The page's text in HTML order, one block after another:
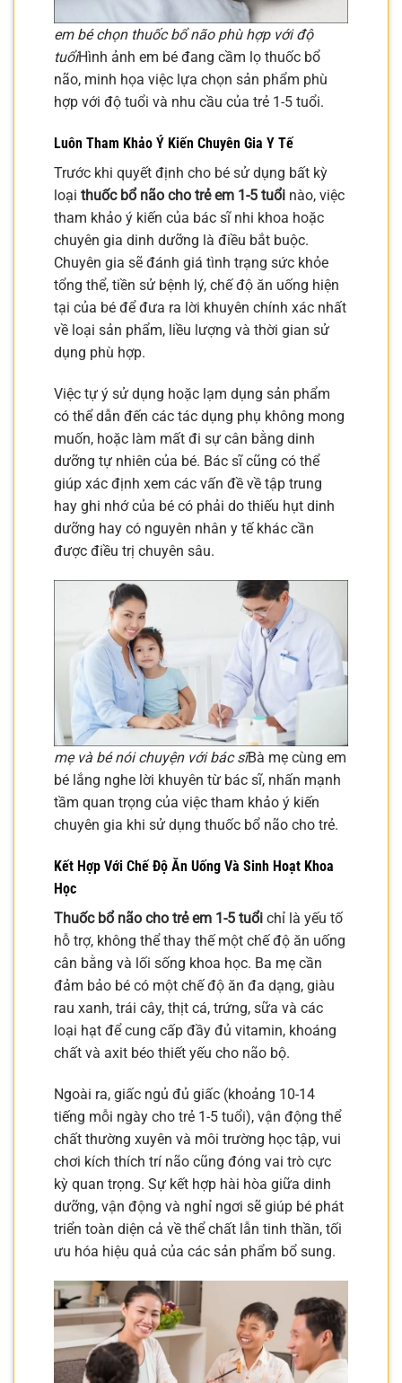
em bé chọn thuốc bổ não phù hợp với độ
tuổiHình ảnh em bé đang cầm lọ thuốc bổ
não, minh họa việc lựa chọn sản phẩm phù
hợp với độ tuổi và nhu cầu của trẻ 1-5 tuổi.
Luôn Tham Khảo Ý Kiến Chuyên Gia Y Tế
Trước khi quyết định cho bé sử dụng bất kỳ
loại thuốc bổ não cho trẻ em 1-5 tuổi nào, việc
tham khảo ý kiến của bác sĩ nhi khoa hoặc
chuyên gia dinh dưỡng là điều bắt buộc.
Chuyên gia sẽ đánh giá tình trạng sức khỏe
tổng thể, tiền sử bệnh lý, chế độ ăn uống hiện
tại của bé để đưa ra lời khuyên chính xác nhất
về loại sản phẩm, liều lượng và thời gian sử
dụng phù hợp.
Việc tự ý sử dụng hoặc lạm dụng sản phẩm
có thể dẫn đến các tác dụng phụ không mong
muốn, hoặc làm mất đi sự cân bằng dinh
dưỡng tự nhiên của bé. Bác sĩ cũng có thể
giúp xác định xem các vấn đề về tập trung
hay ghi nhớ của bé có phải do thiếu hụt dinh
dưỡng hay có nguyên nhân y tế khác cần
được điều trị chuyên sâu.
mẹ và bé nói chuyện với bác sĩBà mẹ cùng em
bé lắng nghe lời khuyên từ bác sĩ, nhấn mạnh
tầm quan trọng của việc tham khảo ý kiến
chuyên gia khi sử dụng thuốc bổ não cho trẻ.
Kết Hợp Với Chế Độ Ăn Uống Và Sinh Hoạt Khoa
Học
Thuốc bổ não cho trẻ em 1-5 tuổi chỉ là yếu tố
hỗ trợ, không thể thay thế một chế độ ăn uống
cân bằng và lối sống khoa học. Ba mẹ cần
đảm bảo bé có một chế độ ăn đa dạng, giàu
rau xanh, trái cây, thịt cá, trứng, sữa và các
loại hạt để cung cấp đầy đủ vitamin, khoáng
chất và axit béo thiết yếu cho não bộ.
Ngoài ra, giấc ngủ đủ giấc (khoảng 10-14
tiếng mỗi ngày cho trẻ 1-5 tuổi), vận động thể
chất thường xuyên và môi trường học tập, vui
chơi kích thích trí não cũng đóng vai trò cực
kỳ quan trọng. Sự kết hợp hài hòa giữa dinh
dưỡng, vận động và nghỉ ngơi sẽ giúp bé phát
triển toàn diện cả về thể chất lẫn tinh thần, tối
ưu hóa hiệu quả của các sản phẩm bổ sung.